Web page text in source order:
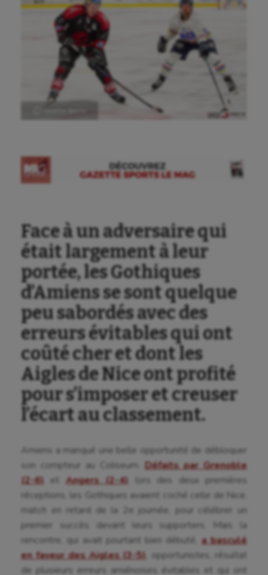
Face à un adversaire qui
était largement à leur
portée, les Gothiques
d’Amiens se sont quelque
peu sabordés avec des
erreurs évitables qui ont
coûté cher et dont les
Aigles de Nice ont profité
pour s’imposer et creuser
l’écart au classement.
Amiens a manqué une belle opportunité de débloquer
son compteur au Coliseum. Défaits par Grenoble
(2-6) et Angers (2-4) lors des deux premières
réceptions, les Gothiques avaient coché celle de Nice,
match en retard de la 2e journée, pour célébrer un
premier succès devant leurs supporters. Mais la
rencontre, qui avait pourtant bien débuté, a basculé
en faveur des Aigles (3-5) , opportunistes, résultat
de plusieurs erreurs amiénoises évitables et qui ont